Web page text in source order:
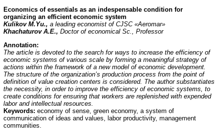
Economics of essentials as an indespensable condition for
organizing an efficient economic system
Kulikov M.Yu., a leading economist of CJSC «Aeromar»
Khachaturov A.Е., Doctor of economical Sc., Professor
Annotation:
The article is devoted to the search for ways to increase the efficiency of
economic systems of various scale by forming a meaningful strategy of
actions within the framework of a new model of economic development.
The structure of the organization’s production process from the point of
definition of value creation centers is considered. The author substantiates
the necessity, in order to improve the efficiency of economic systems, to
create conditions for ensuring that workers are replenished with expended
labor and intellectual resources.
Keywords: economy of sense, green economy, a system of
communication of ideas and values, labor productivity, management
communities.